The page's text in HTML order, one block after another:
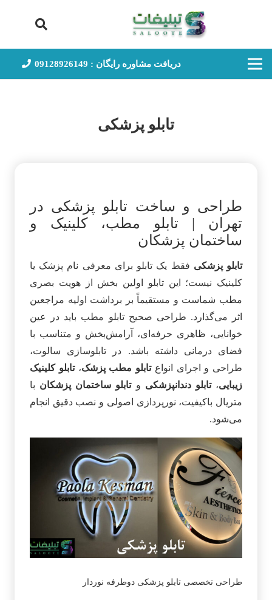
دریافت مشاوره رایگان : 09128926149
تابلو پزشکی
طراحی و ساخت تابلو پزشکی در
تهران | تابلو مطب، کلینیک و
ساختمان پزشکان
تابلو پزشکی فقط یک تابلو برای معرفی نام پزشک یا
کلینیک نیست؛ این تابلو اولین بخش از هویت بصری
مطب شماست و مستقیماً بر برداشت اولیه مراجعین
اثر می‌گذارد. طراحی صحیح تابلو مطب باید در عین
خوانایی، ظاهری حرفه‌ای، آرامش‌بخش و متناسب با
فضای درمانی داشته باشد. در تابلوسازی سالوت،
طراحی و اجرای انواعتابلو مطب پزشک،تابلو کلینیک
زیبایی،تابلو دندانپزشکی وتابلو ساختمان پزشکان با
متریال باکیفیت، نورپردازی اصولی و نصب دقیق انجام
می‌شود.
طراحی تخصصی تابلو پزشکی دوطرفه نوردار